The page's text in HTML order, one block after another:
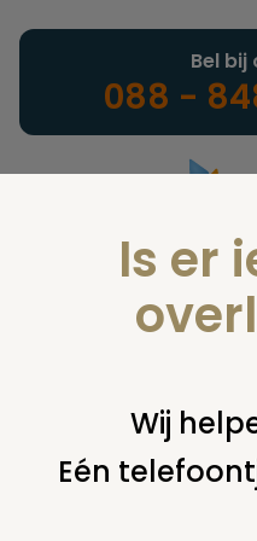
Landelijke
Bel bij
088 -
U bent hier: home
Is er
Wij
Eén